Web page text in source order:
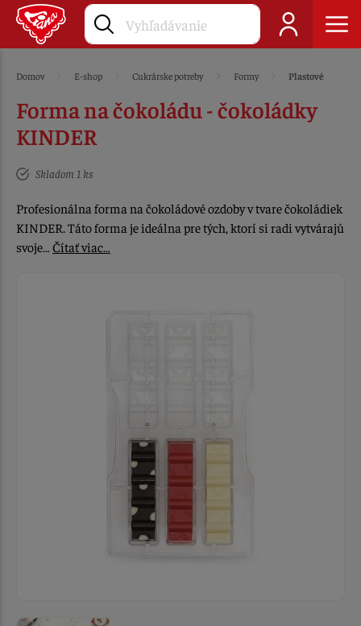
Domov E-shop Cukrárske potreby Formy Plastové
Forma na čokoládu - čokoládky
KINDER
Skladom 1 ks
Profesionálna forma na čokoládové ozdoby v tvare čokoládiek
KINDER. Táto forma je ideálna pre tých, ktorí si radi vytvárajú
svoje… Čítať viac…